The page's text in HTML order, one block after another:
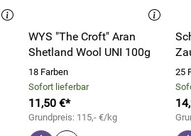
WYS "The Croft" Aran
Shetland Wool UNI 100g
18 Farben
Sofort lieferbar
11,50 €*
Grundpreis: 115,- €/kg
25